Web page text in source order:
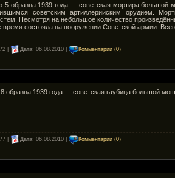
5 образца 1939 года — советская мортира
советским артиллерийским орудием.
Несмотря на небольшое количество
время состояла на вооружении Советской армии.
| Дата: 06.08.2010 Комментарии (0)
образца 1939 года — советская гаубица большой
| Дата: 06.08.2010 Комментарии (0)